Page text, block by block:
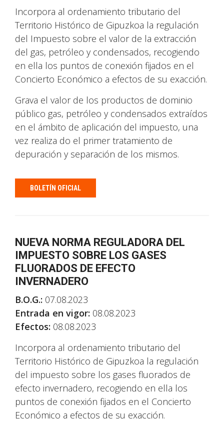
Incorpora al ordenamiento tributario del
Territorio Histórico de Gipuzkoa la regulación
del Impuesto sobre el valor de la extracción
del gas, petróleo y condensados, recogiendo
en ella los puntos de conexión fijados en el
Concierto Económico a efectos de su exacción.
Grava el valor de los productos de dominio
público gas, petróleo y condensados extraídos
en el ámbito de aplicación del impuesto, una
vez realiza do el primer tratamiento de
depuración y separación de los mismos.
BOLETÍN OFICIAL
NUEVA NORMA REGULADORA DEL
IMPUESTO SOBRE LOS GASES
FLUORADOS DE EFECTO
INVERNADERO
B.O.G.: 07.08.2023
Entrada en vigor: 08.08.2023
Efectos: 08.08.2023
Incorpora al ordenamiento tributario del
Territorio Histórico de Gipuzkoa la regulación
del impuesto sobre los gases fluorados de
efecto invernadero, recogiendo en ella los
puntos de conexión fijados en el Concierto
Económico a efectos de su exacción.